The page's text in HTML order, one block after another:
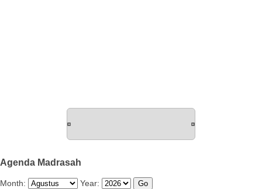
Agenda Madrasah
Month: Year: